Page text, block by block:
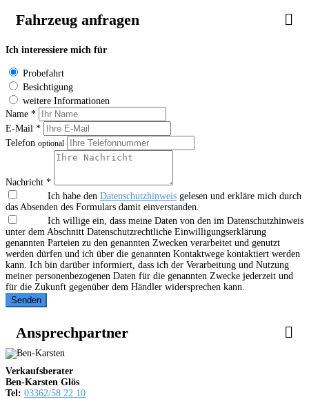
Fahrzeug anfragen
Ich interessiere mich für
Probefahrt
Besichtigung
weitere Informationen
Name *
E-Mail *
Telefon optional
Nachricht *
Ich habe den Datenschutzhinweis gelesen und erkläre mich durch
das Absenden des Formulars damit einverstanden.
Ich willige ein, dass meine Daten von den im Datenschutzhinweis
unter dem Abschnitt Datenschutzrechtliche Einwilligungserklärung
genannten Parteien zu den genannten Zwecken verarbeitet und genutzt
werden dürfen und ich über die genannten Kontaktwege kontaktiert werden
kann. Ich bin darüber informiert, dass ich der Verarbeitung und Nutzung
meiner personenbezogenen Daten für die genannten Zwecke jederzeit und
für die Zukunft gegenüber dem Händler widersprechen kann.
Senden
Ansprechpartner
Verkaufsberater
Ben-Karsten Glös
Tel: 03362/58 22 10